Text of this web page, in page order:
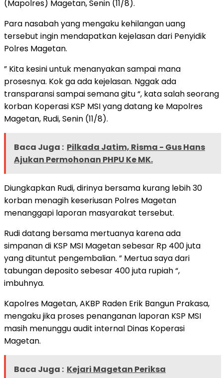
(Mapolres) Magetan, Senin (11/8).
Para nasabah yang mengaku kehilangan uang
tersebut ingin mendapatkan kejelasan dari Penyidik
Polres Magetan.
” Kita kesini untuk menanyakan sampai mana
prosesnya. Kok ga ada kejelasan. Nggak ada
transparansi sampai semana gitu “, kata salah seorang
korban Koperasi KSP MSI yang datang ke Mapolres
Magetan, Rudi, Senin (11/8).
Baca Juga : Pilkada Jatim, Risma - Gus Hans
Ajukan Permohonan PHPU Ke MK.
Diungkapkan Rudi, dirinya bersama kurang lebih 30
korban menagih keseriusan Polres Magetan
menanggapi laporan masyarakat tersebut.
Rudi datang bersama mertuanya karena ada
simpanan di KSP MSI Magetan sebesar Rp 400 juta
yang dituntut pengembalian. ” Mertua saya dari
tabungan deposito sebesar 400 juta rupiah “,
imbuhnya.
Kapolres Magetan, AKBP Raden Erik Bangun Prakasa,
mengaku jika proses penanganan laporan KSP MSI
masih menunggu audit internal Dinas Koperasi
Magetan.
Baca Juga : Kejari Magetan Periksa